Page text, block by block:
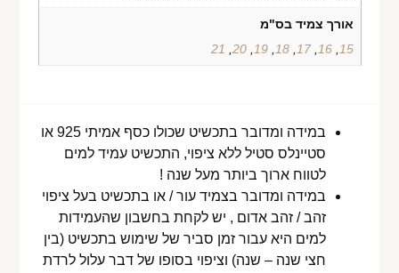
אורך צמיד בס"מ
15
16
17
18
19
20
,
21
במידה ומדובר בתכשיט שכולו כסף אמיתי 925 או
סטיינלס סטיל ללא ציפוי, התכשיט עמיד למים
לטווח ארוך ביותר מעל שנה !
במידה ומדובר בצמיד עור / או בתכשיט בעל ציפוי
זהב / זהב אדום , יש לקחת בחשבון שהעמידות
למים היא עבור זמן סביר של שימוש בתכשיט (בין
חצי שנה – שנה) וציפוי בסופו של דבר עלול לרדת